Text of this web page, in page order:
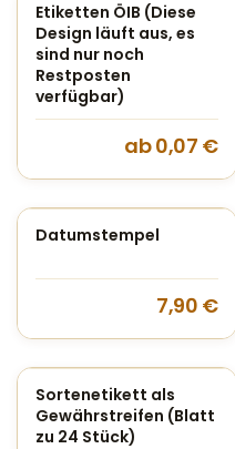
Etiketten ÖIB (Diese
Design läuft aus, es
sind nur noch
Restposten
verfügbar)
ab0,07 €
Datumstempel
7,90 €
Sortenetikett als
Gewährstreifen (Blatt
zu 24 Stück)